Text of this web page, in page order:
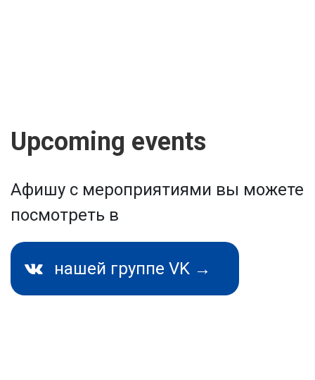
Upcoming events
Афишу с мероприятиями вы можете
посмотреть в
нашей группе VK →